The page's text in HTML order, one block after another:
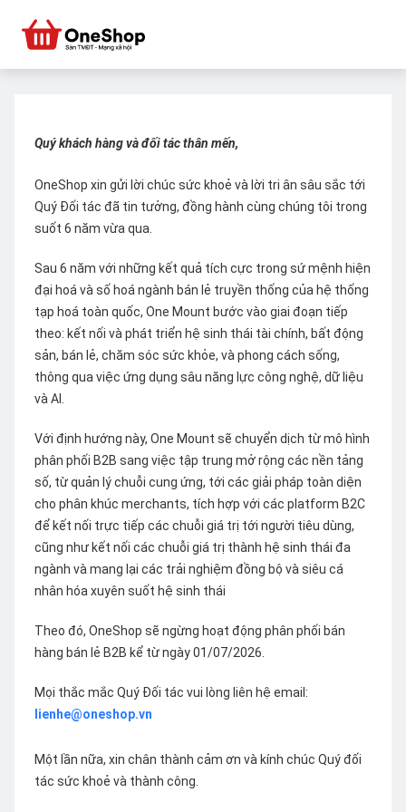
Quý khách hàng và đối tác thân mến,
OneShop xin gửi lời chúc sức khoẻ và lời tri ân sâu sắc tới
Quý Đối tác đã tin tưởng, đồng hành cùng chúng tôi trong
suốt 6 năm vừa qua.
Sau 6 năm với những kết quả tích cực trong sứ mệnh hiện
đại hoá và số hoá ngành bán lẻ truyền thống của hệ thống
tạp hoá toàn quốc, One Mount bước vào giai đoạn tiếp
theo: kết nối và phát triển hệ sinh thái tài chính, bất động
sản, bán lẻ, chăm sóc sức khỏe, và phong cách sống,
thông qua việc ứng dụng sâu năng lực công nghệ, dữ liệu
và AI.
Với định hướng này, One Mount sẽ chuyển dịch từ mô hình
phân phối B2B sang việc tập trung mở rộng các nền tảng
số, từ quản lý chuỗi cung ứng, tới các giải pháp toàn diện
cho phân khúc merchants, tích hợp với các platform B2C
để kết nối trực tiếp các chuỗi giá trị tới người tiêu dùng,
cũng như kết nối các chuỗi giá trị thành hệ sinh thái đa
ngành và mang lại các trải nghiệm đồng bộ và siêu cá
nhân hóa xuyên suốt hệ sinh thái
Theo đó, OneShop sẽ ngừng hoạt động phân phối bán
hàng bán lẻ B2B kể từ ngày 01/07/2026.
Mọi thắc mắc Quý Đối tác vui lòng liên hệ email:
lienhe@oneshop.vn
Một lần nữa, xin chân thành cảm ơn và kính chúc Quý đối
tác sức khoẻ và thành công.